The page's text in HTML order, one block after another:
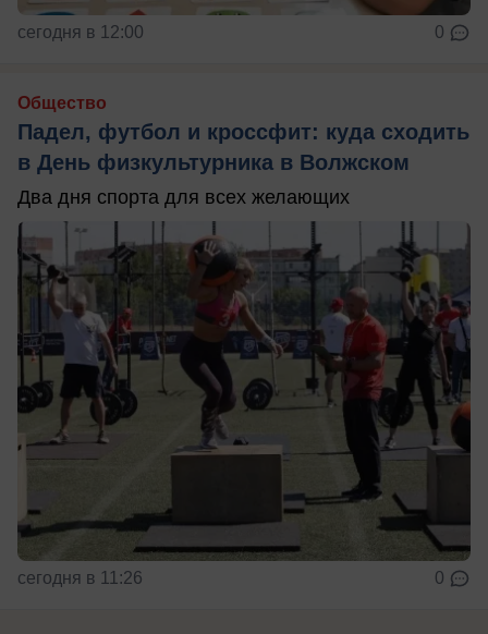
сегодня в 12:00 0
Общество
Падел, футбол и кроссфит: куда сходить
в День физкультурника в Волжском
Два дня спорта для всех желающих
сегодня в 11:26 0